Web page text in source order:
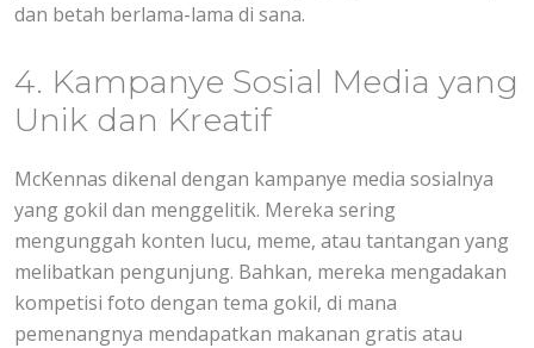
dan betah berlama-lama di sana.
4. Kampanye Sosial Media yang
Unik dan Kreatif
McKennas dikenal dengan kampanye media sosialnya
yang gokil dan menggelitik. Mereka sering
mengunggah konten lucu, meme, atau tantangan yang
melibatkan pengunjung. Bahkan, mereka mengadakan
kompetisi foto dengan tema gokil, di mana
pemenangnya mendapatkan makanan gratis atau